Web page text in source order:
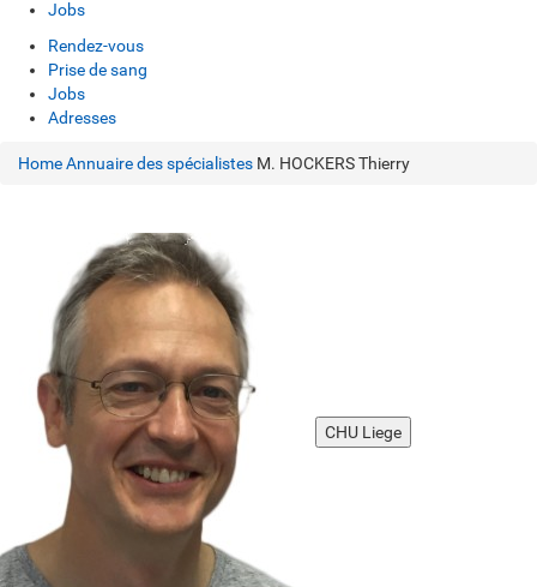
Jobs
Rendez-vous
Prise de sang
Jobs
Adresses
HomeAnnuaire des spécialistes M. HOCKERS Thierry
CHU Liege